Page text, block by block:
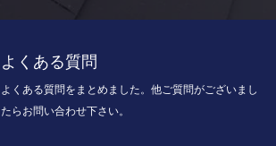
よくある質問
よくある質問をまとめました。他ご質問がございまし
たらお問い合わせ下さい。